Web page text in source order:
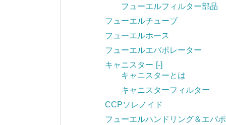
フューエルフィルター部品
フューエルチューブ
フューエルホース
フューエルエバポレーター
キャニスター [-]
キャニスターとは
キャニスターフィルター
CCPソレノイド
フューエルハンドリング＆エバ